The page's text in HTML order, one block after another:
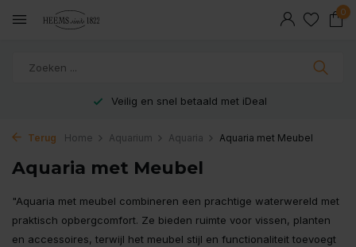
0
Veilig en snel betaald met iDeal
Terug Home Aquarium Aquaria Aquaria met Meubel
Aquaria met Meubel
"Aquaria met meubel combineren een prachtige waterwereld met
praktisch opbergcomfort. Ze bieden ruimte voor vissen, planten
en accessoires, terwijl het meubel stijl en functionaliteit toevoegt